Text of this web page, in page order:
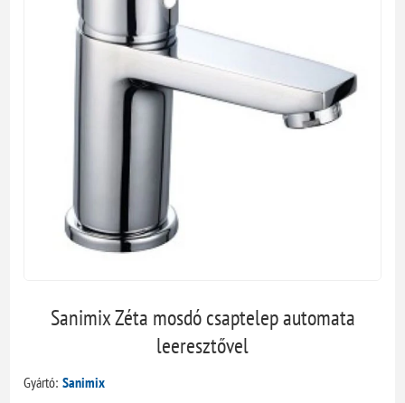
Sanimix Zéta mosdó csaptelep automata
leeresztővel
Gyártó: Sanimix